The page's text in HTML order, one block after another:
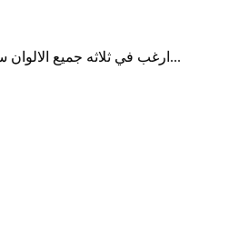
ارغب في ثلاثه جميع الالوان سامسونج نوت 5 دوس...